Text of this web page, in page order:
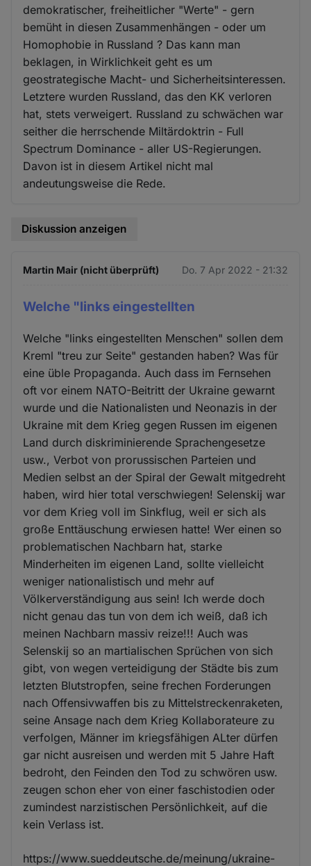
demokratischer, freiheitlicher "Werte" - gern
bemüht in diesen Zusammenhängen - oder um
Homophobie in Russland ? Das kann man
beklagen, in Wirklichkeit geht es um
geostrategische Macht- und Sicherheitsinteressen.
Letztere wurden Russland, das den KK verloren
hat, stets verweigert. Russland zu schwächen war
seither die herrschende Miltärdoktrin - Full
Spectrum Dominance - aller US-Regierungen.
Davon ist in diesem Artikel nicht mal
andeutungsweise die Rede.
Diskussion anzeigen
Martin Mair (nicht überprüft) Do. 7 Apr 2022 - 21:32
Welche "links eingestellten
Welche "links eingestellten Menschen" sollen dem
Kreml "treu zur Seite" gestanden haben? Was für
eine üble Propaganda. Auch dass im Fernsehen
oft vor einem NATO-Beitritt der Ukraine gewarnt
wurde und die Nationalisten und Neonazis in der
Ukraine mit dem Krieg gegen Russen im eigenen
Land durch diskriminierende Sprachengesetze
usw., Verbot von prorussischen Parteien und
Medien selbst an der Spiral der Gewalt mitgedreht
haben, wird hier total verschwiegen! Selenskij war
vor dem Krieg voll im Sinkflug, weil er sich als
große Enttäuschung erwiesen hatte! Wer einen so
problematischen Nachbarn hat, starke
Minderheiten im eigenen Land, sollte vielleicht
weniger nationalistisch und mehr auf
Völkerverständigung aus sein! Ich werde doch
nicht genau das tun von dem ich weiß, daß ich
meinen Nachbarn massiv reize!!! Auch was
Selenskij so an martialischen Sprüchen von sich
gibt, von wegen verteidigung der Städte bis zum
letzten Blutstropfen, seine frechen Forderungen
nach Offensivwaffen bis zu Mittelstreckenraketen,
seine Ansage nach dem Krieg Kollaborateure zu
verfolgen, Männer im kriegsfähigen ALter dürfen
gar nicht ausreisen und werden mit 5 Jahre Haft
bedroht, den Feinden den Tod zu schwören usw.
zeugen schon eher von einer faschistodien oder
zumindest narzistischen Persönlichkeit, auf die
kein Verlass ist.
https://www.sueddeutsche.de/meinung/ukraine-